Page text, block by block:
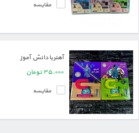
مقایسه
آهنربا دانش آموز
۳۵,۰۰۰ تومان
مقایسه